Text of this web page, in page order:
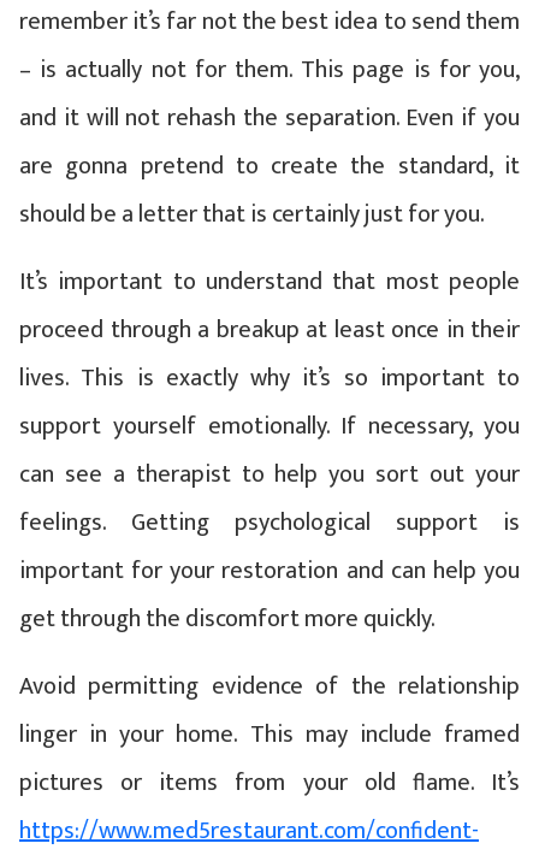
remember it’s far not the best idea to send them
– is actually not for them. This page is for you,
and it will not rehash the separation. Even if you
are gonna pretend to create the standard, it
should be a letter that is certainly just for you.
It’s important to understand that most people
proceed through a breakup at least once in their
lives. This is exactly why it’s so important to
support yourself emotionally. If necessary, you
can see a therapist to help you sort out your
feelings. Getting psychological support is
important for your restoration and can help you
get through the discomfort more quickly.
Avoid permitting evidence of the relationship
linger in your home. This may include framed
pictures or items from your old flame. It’s
https://www.med5restaurant.com/confident-